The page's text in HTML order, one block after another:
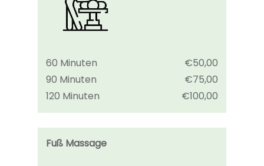
60 Minuten
€50,00
90 Minuten
€75,00
120 Minuten
€100,00
Fuß Massage